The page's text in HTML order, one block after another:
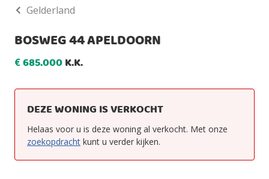
Gelderland
BOSWEG 44 APELDOORN
€685.000K.K.
DEZE WONING IS VERKOCHT
Helaas voor u is deze woning al verkocht. Met onze
zoekopdracht kunt u verder kijken.